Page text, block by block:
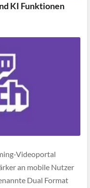
KI Funktionen
Videoportal
an mobile Nutzer
Dual Format